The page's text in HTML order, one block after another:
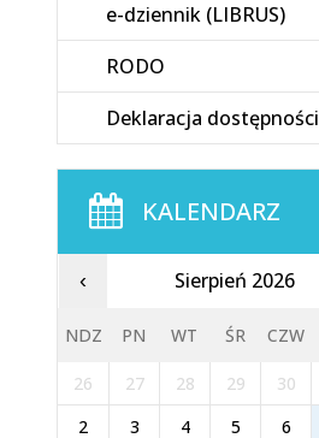
e-dziennik (LIBRUS)
RODO
Deklaracja dostępności
KALENDARZ
‹ Sierpień 2026
NDZ PN WT ŚR CZW
26 27 28 29 30
2
3 4 5 6